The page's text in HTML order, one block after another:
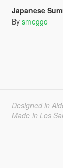
Japanese
By smeggo
Designed in
Made in Los